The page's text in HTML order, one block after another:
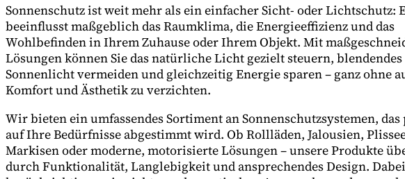
Sonnenschutz ist weit mehr als ein einfacher Sicht- oder Lichtschutz:
beeinflusst maßgeblich das Raumklima, die Energieeffizienz und das
Wohlbefinden in Ihrem Zuhause oder Ihrem Objekt. Mit
Lösungen können Sie das natürliche Licht gezielt steuern, blendendes
Sonnenlicht vermeiden und gleichzeitig Energie sparen – ganz ohne
Komfort und Ästhetik zu verzichten.
Wir bieten ein umfassendes Sortiment an Sonnenschutzsystemen,
auf Ihre Bedürfnisse abgestimmt wird. Ob Rollläden, Jalousien,
Markisen oder moderne, motorisierte Lösungen – unsere Produkte
durch Funktionalität, Langlebigkeit und ansprechendes Design. Dabei